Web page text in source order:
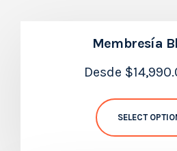
Membresía
Desde $
SELECT